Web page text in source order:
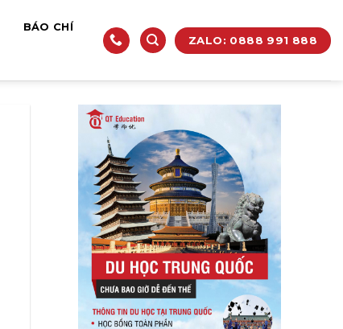
BÁO CHÍ
ZALO: 0888 991 888